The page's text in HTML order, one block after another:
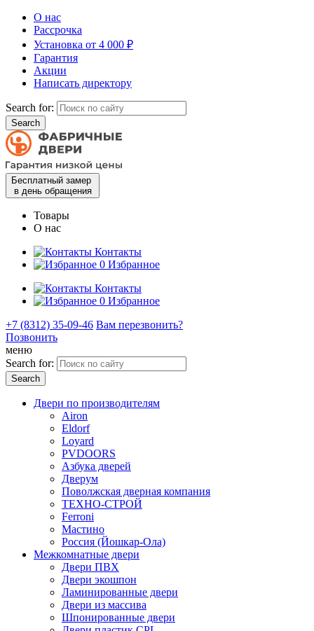
О нас
Рассрочка
Установка от 4 000 ₽
Гарантия
Акции
Написать директору
Search for:
Бесплатный замер
в день обращения
Товары
О нас
Контакты
0 Избранное
Контакты
0 Избранное
+7 (8312) 35-09-46 Вам перезвонить?
Позвонить
меню
Search for:
Двери по производителям
Airon
Eldorf
Loyard
PVDOORS
Азбука дверей
Дверум
Поволжская дверная компания
ТЕХНО-СТРОЙ
Ferroni
Мастино
Россия (Йошкар-Ола)
Межкомнатные двери
Двери ПВХ
Двери экошпон
Ламинированные двери
Двери из массива
Шпонированные двери